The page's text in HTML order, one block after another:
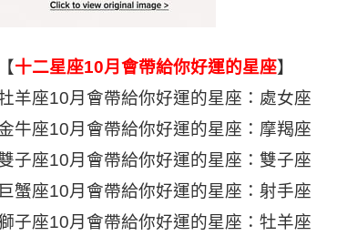
【十二星座10月會帶給你好運的星座】
羊座10月會帶給你好運的星座：處女座
牛座10月會帶給你好運的星座：摩羯座
子座10月會帶給你好運的星座：雙子座
蟹座10月會帶給你好運的星座：射手座
子座10月會帶給你好運的星座：牡羊座